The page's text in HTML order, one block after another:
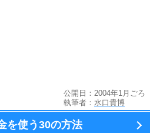
公開日：2004年1月ごろ
執筆者： 水口貴博
を使う 30の方法